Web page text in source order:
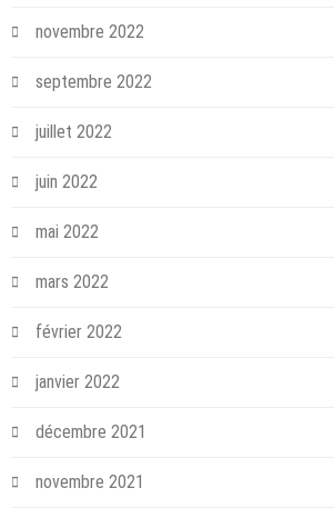
novembre 2022
septembre 2022
juillet 2022
juin 2022
mai 2022
mars 2022
février 2022
janvier 2022
décembre 2021
novembre 2021